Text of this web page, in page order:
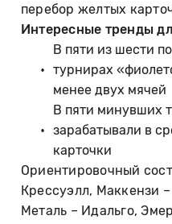
перебор желтых
Интересные тренды
В пяти из шести
турнирах
менее двух мячей
В пяти минувших
зарабатывали в
карточки
Ориентировочный
Крессуэлл, Маккензи
Металь – Идальго,